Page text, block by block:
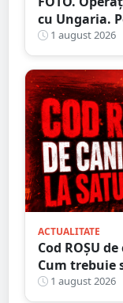
cu Ungaria.
verificat sute
1 august 2026
ACTUALITATE
Cod ROȘU
Cum trebuie
1 august 2026